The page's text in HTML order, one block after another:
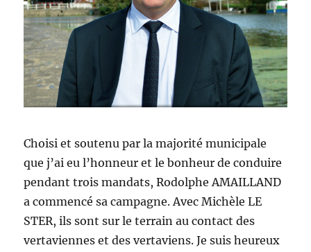
Choisi et soutenu par la majorité municipale
que j’ai eu l’honneur et le bonheur de conduire
pendant trois mandats, Rodolphe AMAILLAND
a commencé sa campagne. Avec Michèle LE
STER, ils sont sur le terrain au contact des
vertaviennes et des vertaviens. Je suis heureux